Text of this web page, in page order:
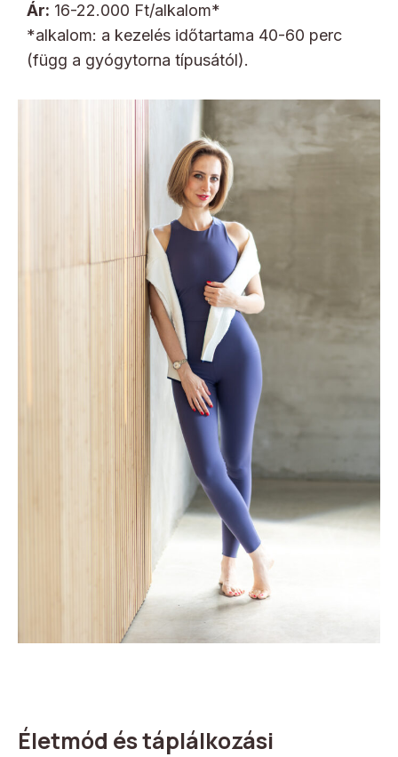
Ár: 16-22.000 Ft/alkalom*
*alkalom: a kezelés időtartama 40-60 perc
(függ a gyógytorna típusától).
Életmód és táplálkozási